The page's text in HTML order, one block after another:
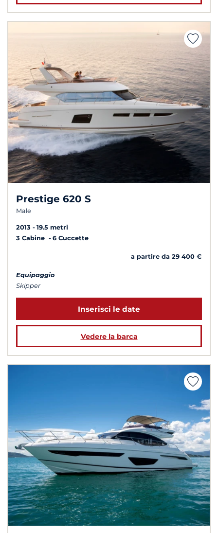
Prestige 620 S
Male
2013
19.5 metri
3 Cabine
6 Cuccette
a partire da 29 400 €
Equipaggio
Skipper
Inserisci le date
Vedere la barca